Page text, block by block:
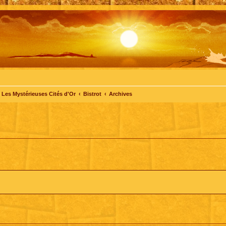
Les Mystérieuses Cités d'Or Bistrot Archives